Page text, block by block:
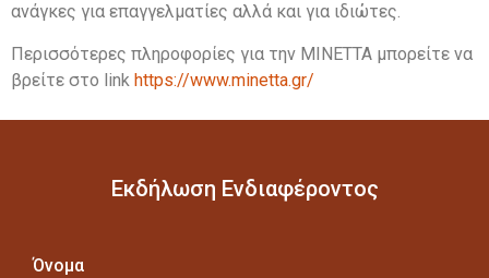
ανάγκες για επαγγελματίες αλλά και για ιδιώτες.
Περισσότερες πληροφορίες για την MINETTA μπορείτε να
βρείτε στο link https://www.minetta.gr/
Εκδήλωση Ενδιαφέροντος
Όνομα